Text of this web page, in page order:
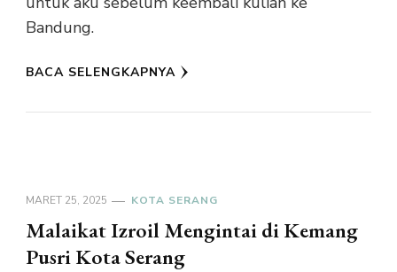
Bandung.
BACA SELENGKAPNYA
MARET 25, 2025 KOTA SERANG
Malaikat Izroil Mengintai di Kemang
Pusri Kota Serang